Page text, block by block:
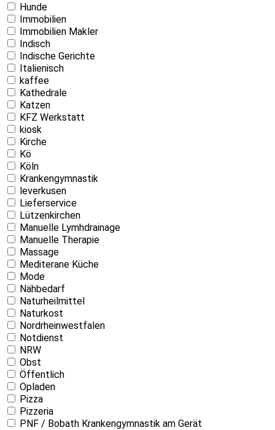
Hunde
Immobilien
Immobilien Makler
Indisch
Indische Gerichte
Italienisch
kaffee
Kathedrale
Katzen
KFZ Werkstatt
kiosk
Kirche
Kö
Köln
Krankengymnastik
leverkusen
Lieferservice
Lützenkirchen
Manuelle Lymhdrainage
Manuelle Therapie
Massage
Mediterane Küche
Mode
Nähbedarf
Naturheilmittel
Naturkost
Nordrheinwestfalen
Notdienst
NRW
Obst
Öffentlich
Opladen
Pizza
Pizzeria
PNF / Bobath Krankengymnastik am Gerät